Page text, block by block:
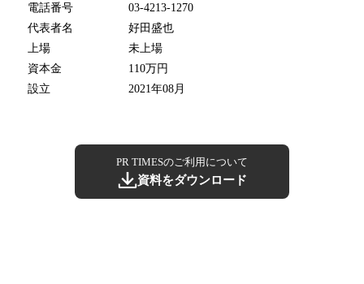
電話番号
03-4213-1270
代表者名
好田盛也
上場
未上場
資本金
110万円
設立
2021年08月
PR TIMESのご利用について
資料をダウンロード